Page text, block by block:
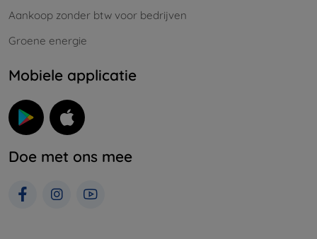
Aankoop zonder btw voor bedrijven
Groene energie
Mobiele applicatie
Doe met ons mee